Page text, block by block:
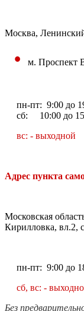
Москва,
• м. Проспект
пн-пт: 9:00 до
сб: 10:00 до
вс: - выходной
Адрес пункта
Московская
Кирилловка, вл.2,
пн-пт: 9:00 до
сб, вс: -
Без